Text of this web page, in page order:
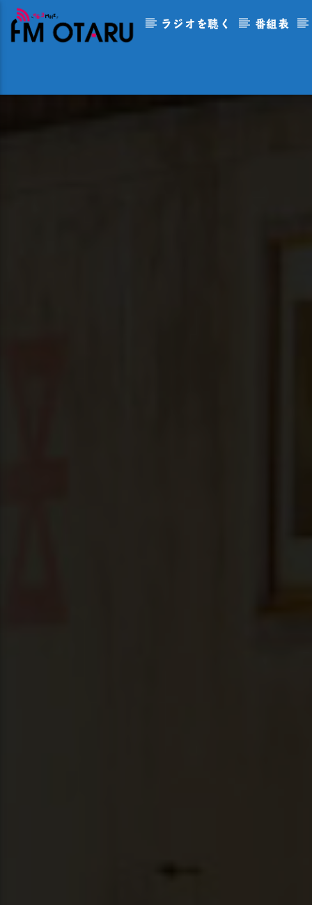
ラジオを聴く 番組表